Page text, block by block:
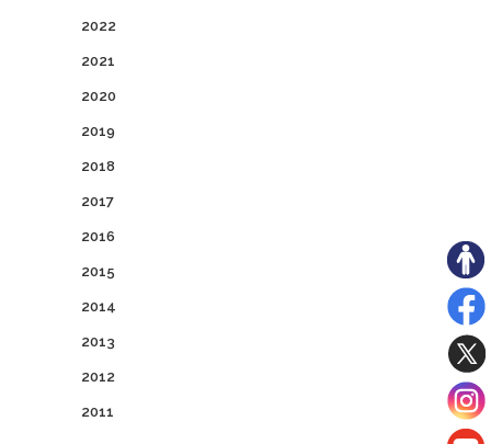
2022
2021
2020
2019
2018
2017
2016
2015
2014
2013
2012
2011